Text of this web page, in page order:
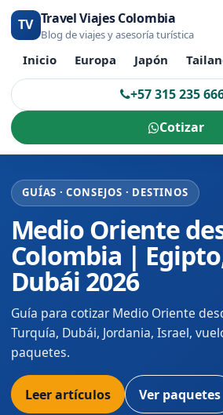
TV Travel Viajes Colombia
Blog de viajes y asesoría turística
Inicio Europa Japón
+57 315 235
Cotizar
GUÍAS · CONSEJOS · DESTINOS
Medio Oriente
Colombia |
Dubái 2026
Guía para cotizar Medio Oriente
Turquía, Dubái, Jordania, Israel,
paquetes.
Leer artículos Ver paquetes